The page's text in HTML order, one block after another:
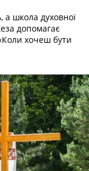
а школа духовної
допомагає
хочеш бути